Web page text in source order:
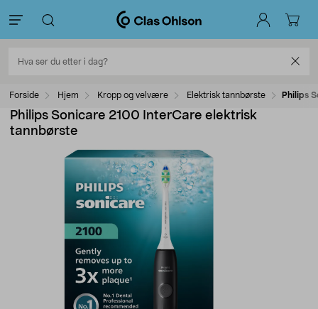
Forside Hjem Kropp og velvære Elektrisk tannbørste Philips
Philips Sonicare 2100 InterCare elektrisk
tannbørste